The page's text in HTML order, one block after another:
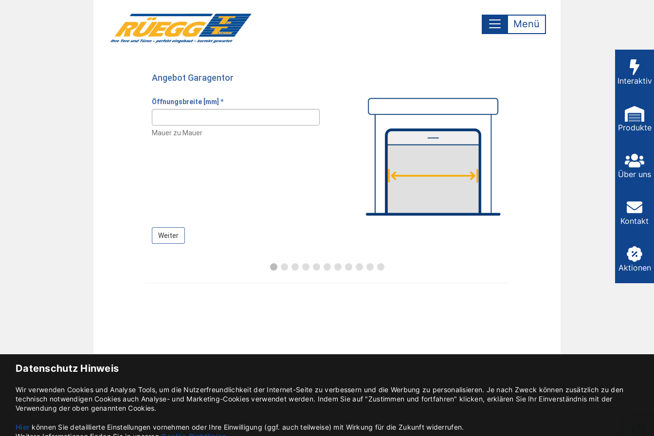
Menü
Interaktiv
Produkte
Über uns
Kontakt
Aktionen
Datenschutz Hinweis
Wir verwenden Cookies und Analyse Tools, um die Nutzerfreundlichkeit der Internet-Seite zu verbessern und die Werbung zu personalisieren. Je nach Zweck können zusätzlich zu den
technisch notwendigen Cookies auch Analyse- und Marketing-Cookies verwendet werden. Indem Sie auf "Zustimmen und fortfahren" klicken, erklären Sie Ihr Einverständnis mit der
Verwendung der oben genannten Cookies.
Hier können Sie detaillierte Einstellungen vornehmen oder Ihre Einwilligung (ggf. auch teilweise) mit Wirkung für die Zukunft widerrufen.